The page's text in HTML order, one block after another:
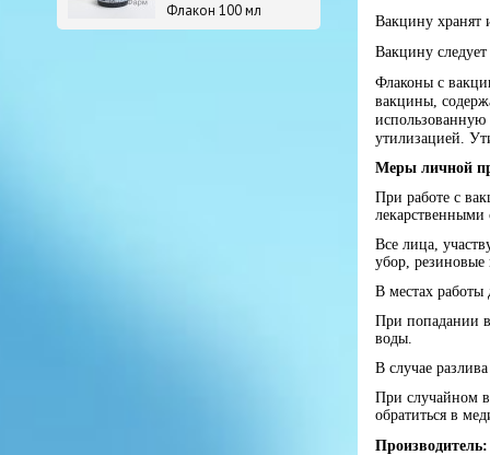
Флакон 100 мл
Вакцину хранят
Вакцину
Флаконы с
вакцины,
утилизацией.
Меры личной
При работе с
лекарственными
Все лица,
убор,
В местах
При попадании
воды.
В случае
При случайном
обратиться в
Производитель: